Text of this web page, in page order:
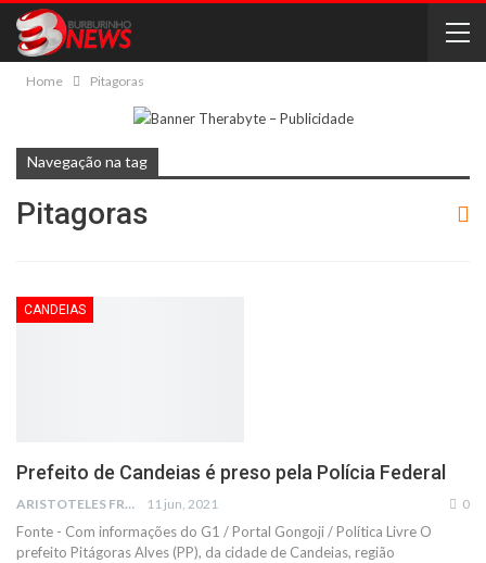
Home Pitagoras
Navegação na tag
Pitagoras
CANDEIAS
Prefeito de Candeias é preso pela Polícia Federal
ARISTOTELES FRANCO 11 jun, 2021 0
Fonte - Com informações do G1 / Portal Gongoji / Política Livre O
prefeito Pitágoras Alves (PP), da cidade de Candeias, região